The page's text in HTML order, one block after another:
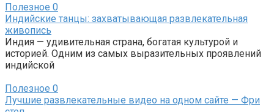
Полезное 0
Индийские танцы: захватывающая развлекательная
живопись
Индия — удивительная страна, богатая культурой и
историей. Одним из самых выразительных проявлений
индийской
Полезное 0
Лучшие развлекательные видео на одном сайте — Фри